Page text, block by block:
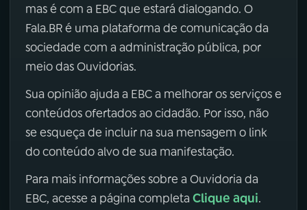
mas é com a EBC que estará dialogando. O
Fala.BR é uma plataforma de comunicação da
sociedade com a administração pública, por
meio das Ouvidorias.
Sua opinião ajuda a EBC a melhorar os serviços e
conteúdos ofertados ao cidadão. Por isso, não
se esqueça de incluir na sua mensagem o link
do conteúdo alvo de sua manifestação.
Para mais informações sobre a Ouvidoria da
EBC, acesse a página completa Clique aqui.